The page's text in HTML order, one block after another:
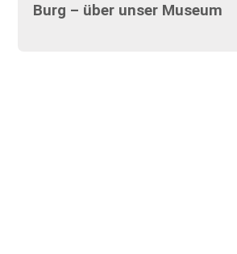
Burg – über unser Museum